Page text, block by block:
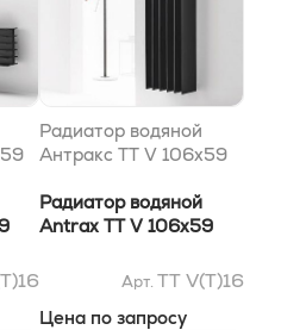
Радиатор водяной
Антракс TT V 106x59
Радиатор водяной
Antrax TT V 106x59
Арт. TT V(T)16
Цена по запросу